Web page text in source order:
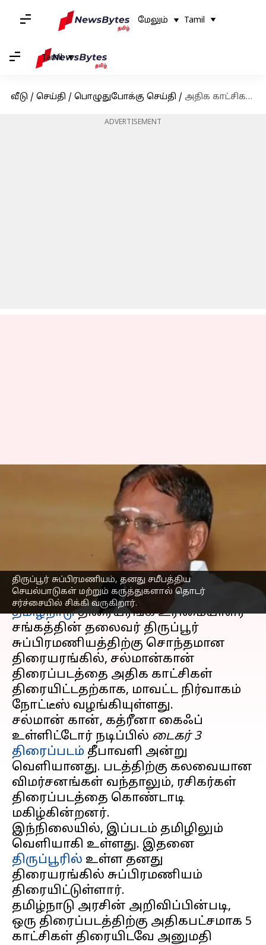
மேலும் Tamil
Tamil
வீடு / செய்தி / பொழுதுபோக்கு செய்தி / அதிக காட்சிகளை திரையிட்டதற்காக திருப்பூர் சுப்பிரமணியம் திரையரங்குக்கு நோட்டீஸ்
ADVERTISEMENT
திருப்பூர் சுப்பிரமணியம், தனது சமீபத்திய
செயல்பாடுகள் மற்றும் கருத்துகளால் தொடர்
சர்ச்சையில் சிக்கி வருகிறார்.
அதிக காட்சிகளை
திரையிட்டதற்காக
திருப்பூர் சுப்பிரமணியம்
திரையரங்குக்கு நோட்டீஸ்
Nov 14, 2023
செய்தி முன்னோட்டம்
தமிழ்நாடுதிரையரங்க உரிமையாளர்
சங்கத்தின் தலைவர் திருப்பூர்
சுப்பிரமணியத்திற்கு சொந்தமான
திரையரங்கில், சல்மான்கான்
திரைப்படத்தை அதிக காட்சிகள்
திரையிட்டதற்காக, மாவட்ட நிர்வாகம்
நோட்டீஸ் வழங்கியுள்ளது.
சல்மான் கான், கத்ரீனா கைஃப்
உள்ளிட்டோர் நடிப்பில் டைகர் 3
திரைப்படம் தீபாவளி அன்று
வெளியானது. படத்திற்கு கலவையான
விமர்சனங்கள் வந்தாலும், ரசிகர்கள்
திரைப்படத்தை கொண்டாடி
மகிழ்கின்றனர்.
இந்நிலையில், இப்படம் தமிழிலும்
வெளியாகி உள்ளது. இதனை
திருப்பூரில் உள்ள தனது
திரையரங்கில் சுப்பிரமணியம்
திரையிட்டுள்ளார்.
தமிழ்நாடு அரசின் அறிவிப்பின்படி,
ஒரு திரைப்படத்திற்கு அதிகபட்சமாக 5
காட்சிகள் திரையிடவே அனுமதி